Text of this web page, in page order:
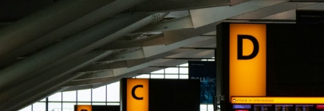
ロンドン・ヒースロー空港｜無料Wi-Fiの接続方法・注意点
ロンドン・ヒースロー空港｜SIMカード購入場所・購入方法
ロンドン・ヒースロー空港｜荷物預かり設置場所・料金・注意点